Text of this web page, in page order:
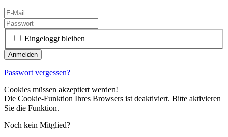
Eingeloggt bleiben
Passwort vergessen?
Cookies müssen akzeptiert werden!
Die Cookie-Funktion Ihres Browsers ist deaktiviert. Bitte aktivieren
Sie die Funktion.
Noch kein Mitglied?